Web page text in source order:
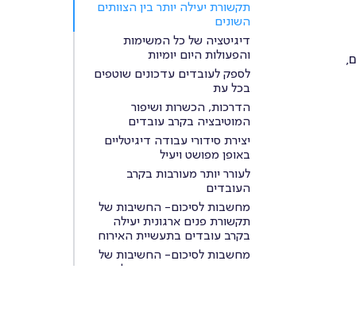
תקשורת יעילה יותר בין הצוותים
השונים
דיגיטציה של כל המשימות
והפעולות היום יומיות
לספק לעובדים עדכונים שוטפים
בכל עת
הדרכות, הכשרות ושיפור
המוטיבציה בקרב עובדים
יצירת סידורי עבודה דיגיטליים
באופן מפושט ויעיל
לעורר יותר מעורבות בקרב
העובדים
מחשבות לסיכום- החשיבות של
תקשורת פנים ארגונית יעילה
בקרב עובדים בתעשיית האירוח
מחשבות לסיכום- החשיבות של
תקשורת פנים ארגונית יעילה